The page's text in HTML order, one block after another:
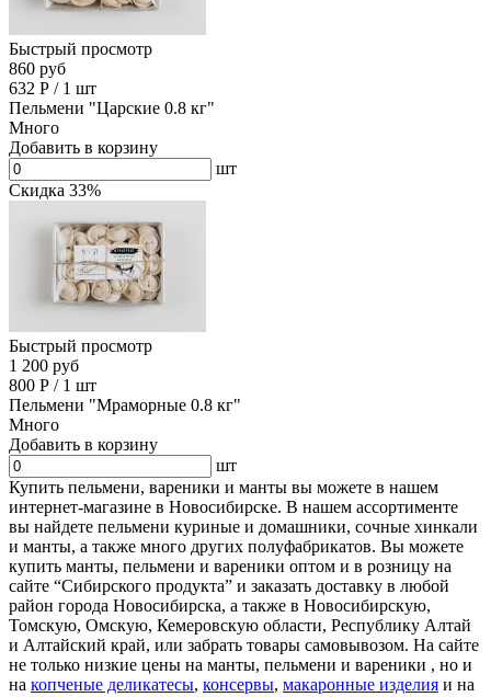
Быстрый просмотр
860 руб
632 Р / 1 шт
Пельмени "Царские 0.8 кг"
Много
Добавить в корзину
шт
Скидка 33%
Быстрый просмотр
1 200 руб
800 Р / 1 шт
Пельмени "Мраморные 0.8 кг"
Много
Добавить в корзину
шт
Купить пельмени, вареники и манты вы можете в нашем
интернет-магазине в Новосибирске. В нашем ассортименте
вы найдете пельмени куриные и домашники, сочные хинкали
и манты, а также много других полуфабрикатов. Вы можете
купить манты, пельмени и вареники оптом и в розницу на
сайте “Сибирского продукта” и заказать доставку в любой
район города Новосибирска, а также в Новосибирскую,
Томскую, Омскую, Кемеровскую области, Республику Алтай
и Алтайский край, или забрать товары самовывозом. На сайте
не только низкие цены на манты, пельмени и вареники , но и
на копченые деликатесы, консервы, макаронные изделия и на